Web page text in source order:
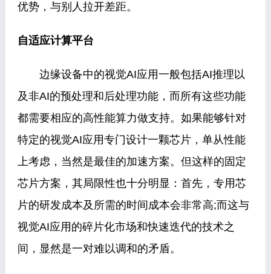
优势，与别人拉开差距。
自适应计算平台
边缘设备中的视觉AI应用一般包括AI推理以
及非AI的预处理和后处理功能，而所有这些功能
都需要相应的高性能算力做支持。如果能够针对
特定的视觉AI应用专门设计一颗芯片，单从性能
上考虑，当然是最佳的加速方案。但这样的固定
芯片方案，其局限性也十分明显：首先，专用芯
片的研发成本及所需的时间成本会非常高;而这与
视觉AI应用的碎片化市场和快速迭代的技术之
间，显然是一对难以调和的矛盾。